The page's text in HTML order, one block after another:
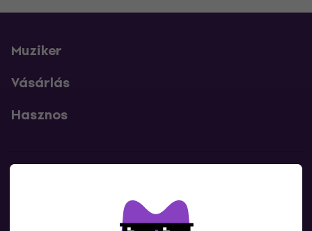
Muziker
Vásárlás
Hasznos
Lépj kapcsolatba velünk